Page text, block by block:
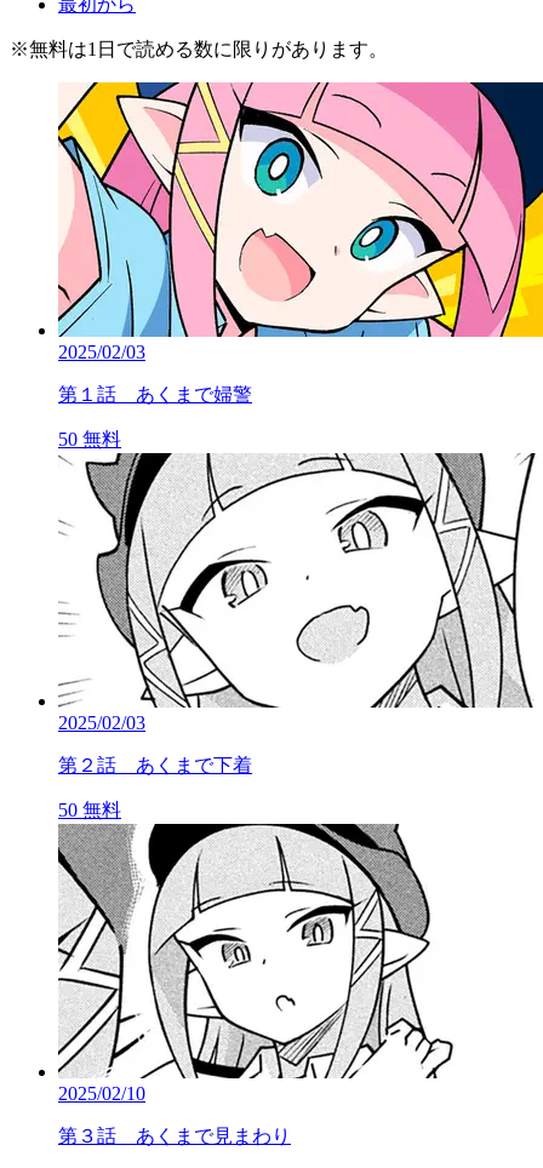
※無料は1日で読める数に限りがあります。
2025/02/03
第１話 あくまで婦警
50 無料
2025/02/03
第２話 あくまで下着
50 無料
2025/02/10
第３話 あくまで見まわり